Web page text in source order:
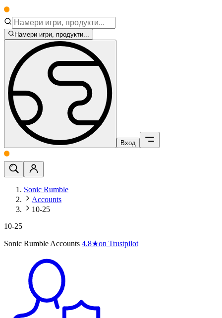
Намери игри, продукти...
Вход
Sonic Rumble
Accounts
10-25
10-25
Sonic Rumble Accounts 4.8★on Trustpilot